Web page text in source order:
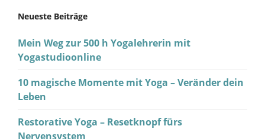
Neueste Beiträge
Mein Weg zur 500 h Yogalehrerin mit
Yogastudioonline
10 magische Momente mit Yoga – Veränder dein
Leben
Restorative Yoga – Resetknopf fürs
Nervensystem